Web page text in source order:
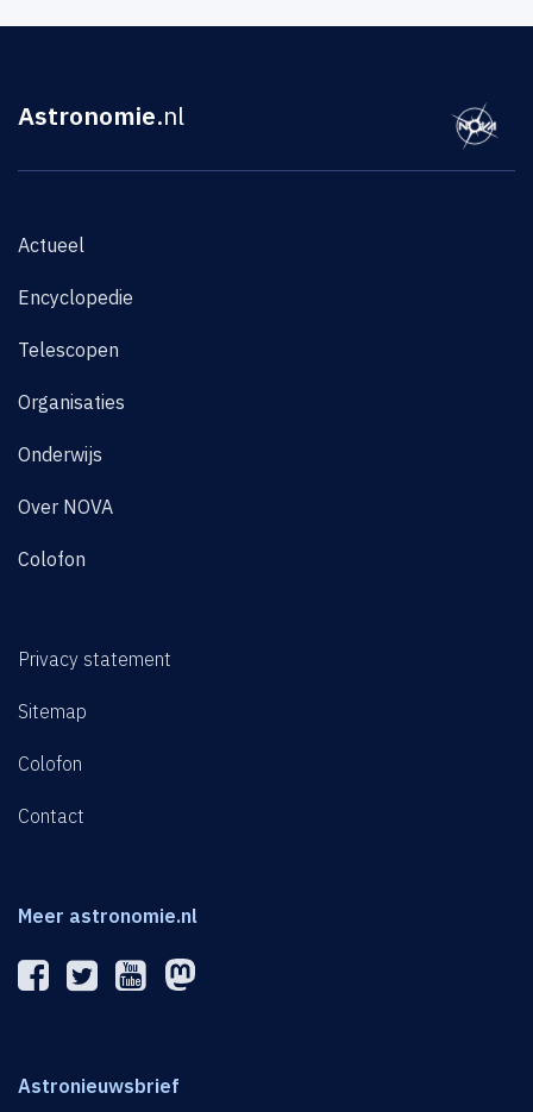
Astronomie.nl
Actueel
Encyclopedie
Telescopen
Organisaties
Onderwijs
Over NOVA
Colofon
Privacy statement
Sitemap
Colofon
Contact
Meer astronomie.nl
Astronieuwsbrief